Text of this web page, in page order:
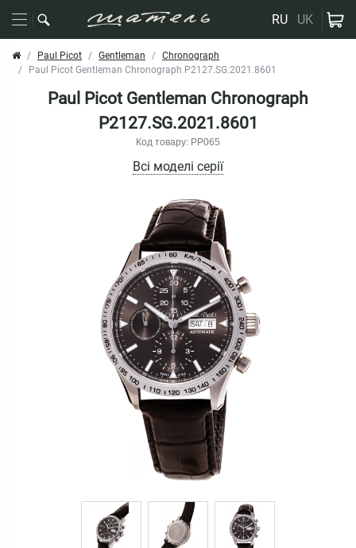
RU UK
Paul Picot Gentleman
Chronograph
Paul Picot Gentleman Chronograph P2127.SG.2021.8601
Paul Picot Gentleman Chronograph
P2127.SG.2021.8601
Код товару: PP065
Всі моделі серії